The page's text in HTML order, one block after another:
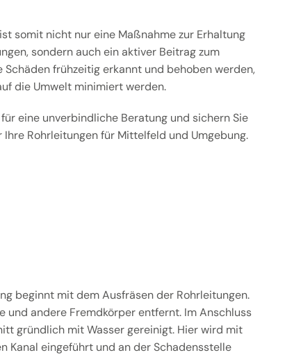
somit nicht nur eine Maßnahme zur Erhaltung
sondern auch ein aktiver Beitrag zum
frühzeitig erkannt und behoben werden,
die Umwelt minimiert werden.
eine unverbindliche Beratung und sichern Sie
Ihre Rohrleitungen für Mittelfeld und Umgebung.
beginnt mit dem Ausfräsen der Rohrleitungen.
und andere Fremdkörper entfernt. Im Anschluss
gründlich mit Wasser gereinigt. Hier wird mit
Kanal eingeführt und an der Schadensstelle